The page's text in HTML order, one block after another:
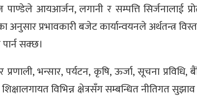
पाण्डेले आयआर्जन, लगानी र सम्पत्ति सिर्जनालाई
प्रभावकारी बजेट कार्यान्वयनले अर्थतन्त्र
पार्न सक्छ।
भन्सार, पर्यटन, कृषि, ऊर्जा, सूचना प्रविधि,
शिक्षालगायत विभिन्न क्षेत्रसँग सम्बन्धित नीतिगत